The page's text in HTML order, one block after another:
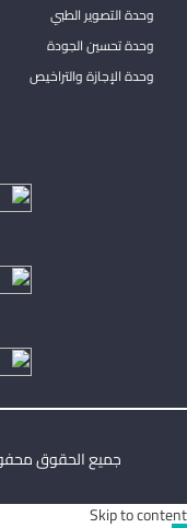
وحدة التصوير الطبي
وحدة تحسين الجودة
وحدة الإجازة والتراخيص
جميع الحقوق
Skip to content